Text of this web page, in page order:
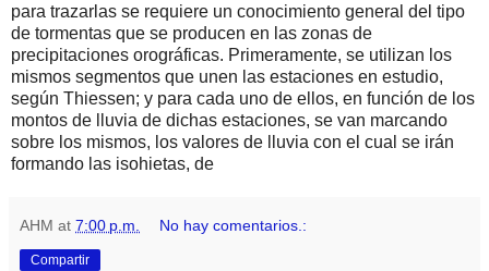
para trazarlas se requiere un conocimiento general del tipo
de tormentas que se producen en las zonas de
precipitaciones orográficas. Primeramente, se utilizan los
mismos segmentos que unen las estaciones en estudio,
según Thiessen; y para cada uno de ellos, en función de los
montos de lluvia de dichas estaciones, se van marcando
sobre los mismos, los valores de lluvia con el cual se irán
formando las isohietas, de
AHM at 7:00 p.m. No hay comentarios.:
Compartir